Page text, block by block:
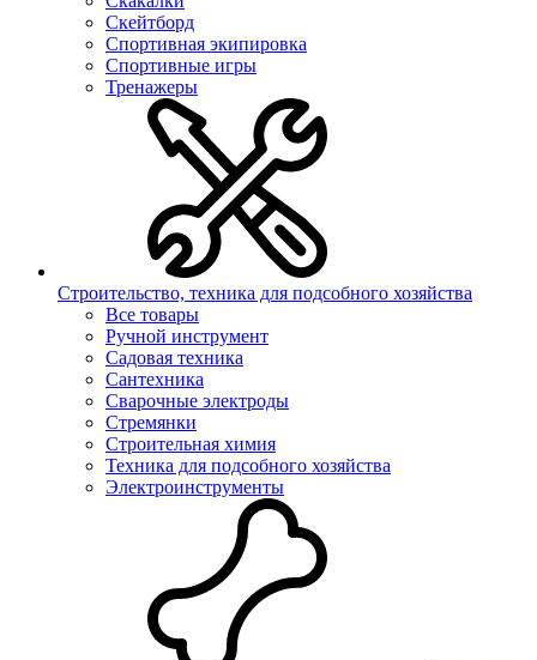
Скейтборд
Спортивная экипировка
Спортивные игры
Тренажеры
Строительство, техника для подсобного хозяйства
Все товары
Ручной инструмент
Садовая техника
Сантехника
Сварочные электроды
Стремянки
Строительная химия
Техника для подсобного хозяйства
Электроинструменты